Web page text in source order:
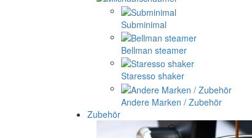
Subminimal
Bellman steamer
Staresso shaker
Andere Marken / Zubehör
Zubehör